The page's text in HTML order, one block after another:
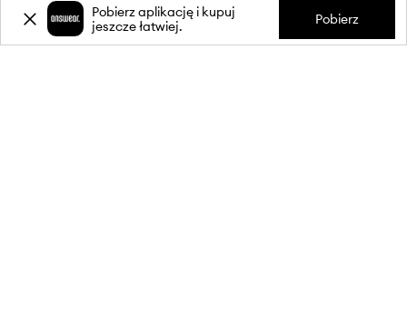
O NAS
Pobierz aplikację i kupuj
jeszcze łatwiej.
Pobierz